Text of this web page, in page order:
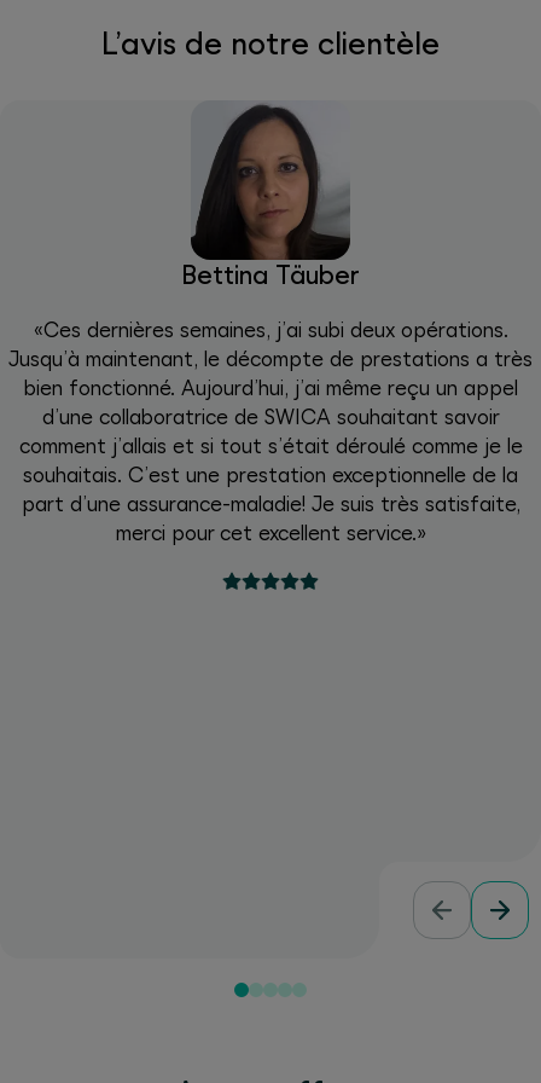
L’avis de notre clientèle
Bettina Täuber
«Ces dernières semaines, j’ai subi deux opérations.
Jusqu’à maintenant, le décompte de prestations a très
bien fonctionné. Aujourd’hui, j’ai même reçu un appel
d’une collaboratrice de SWICA souhaitant savoir
comment j’allais et si tout s’était déroulé comme je le
souhaitais. C’est une prestation exceptionnelle de la
part d’une assurance-maladie! Je suis très satisfaite,
merci pour cet excellent service.»